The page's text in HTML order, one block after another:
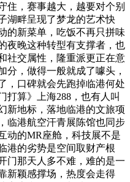
住，赛事越大，越要对个别
湖畔呈现了梦龙的艺术快
的新菜单，吃饭不再只拼味
夜晚这种转型有支撑者，也
社交属性，隆重派更正在意
分，做得一般就成了噱头，
，口碑就会先跑掉临港何处
打算》上海288，也有人叫
新地标，落地临港的文旅项
临港航空汗青展陈馆也同步
动的MR座舱，科技展不是
港的劣势是空间取财产根
门那天人多不难，难的是一
新颖感撑场，热度会走得